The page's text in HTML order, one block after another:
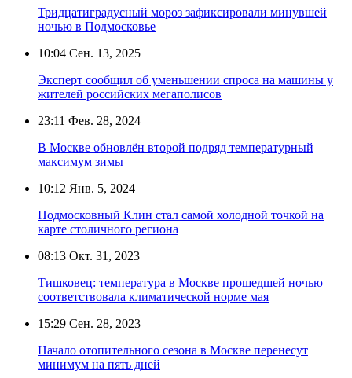
Тридцатиградусный мороз зафиксировали минувшей
ночью в Подмосковье
10:04 Сен. 13, 2025
Эксперт сообщил об уменьшении спроса на машины у
жителей российских мегаполисов
23:11 Фев. 28, 2024
В Москве обновлён второй подряд температурный
максимум зимы
10:12 Янв. 5, 2024
Подмосковный Клин стал самой холодной точкой на
карте столичного региона
08:13 Окт. 31, 2023
Тишковец: температура в Москве прошедшей ночью
соответствовала климатической норме мая
15:29 Сен. 28, 2023
Начало отопительного сезона в Москве перенесут
минимум на пять дней